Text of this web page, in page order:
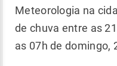
Meteorologia na
de chuva entre as
as 07h de domingo,